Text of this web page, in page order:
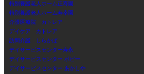
特別養護老人ホーム正寿園
特別養護老人ホーム寿幸園
介護医療院 カトレア
デイケア カトレア
訪問介護 しらかば
デイサービスセンター寿永
デイサービスセンター ポピー
デイサービスセンター あかしや